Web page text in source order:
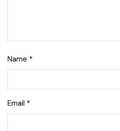
Name *
Email *